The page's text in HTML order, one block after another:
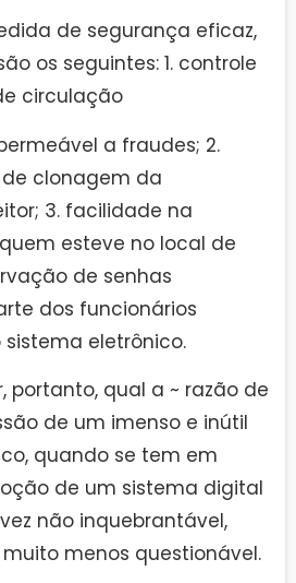
de segurança eficaz,
os seguintes: 1. controle
circulação
a fraudes; 2.
clonagem da
3. facilidade na
esteve no local de
de senhas
dos funcionários
eletrônico.
portanto, qual a ~ razão de
de um imenso e inútil
quando se tem em
de um sistema digital
não inquebrantável,
menos questionável.